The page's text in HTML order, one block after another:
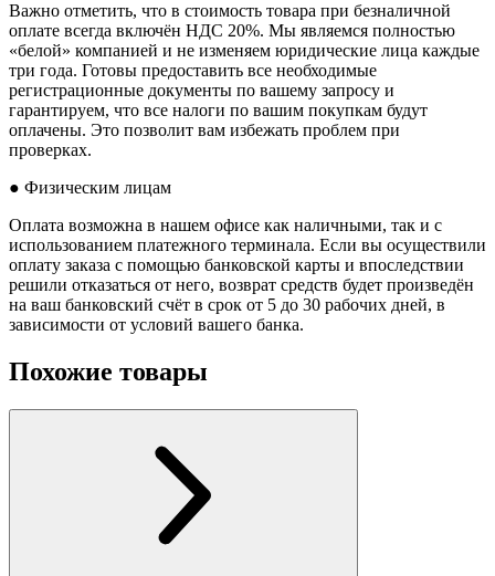
Важно отметить, что в стоимость товара при безналичной
оплате всегда включён НДС 20%. Мы являемся полностью
«белой» компанией и не изменяем юридические лица каждые
три года. Готовы предоставить все необходимые
регистрационные документы по вашему запросу и
гарантируем, что все налоги по вашим покупкам будут
оплачены. Это позволит вам избежать проблем при
проверках.
● Физическим лицам
Оплата возможна в нашем офисе как наличными, так и с
использованием платежного терминала. Если вы осуществили
оплату заказа с помощью банковской карты и впоследствии
решили отказаться от него, возврат средств будет произведён
на ваш банковский счёт в срок от 5 до 30 рабочих дней, в
зависимости от условий вашего банка.
Похожие товары